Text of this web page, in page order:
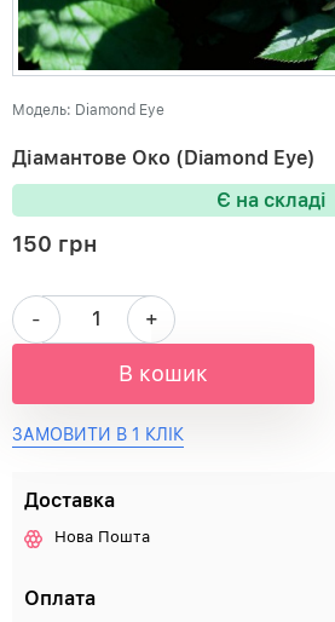
Модель: Diamond Eye
Діамантове Око (Diamond Eye)
Є на складі
150 грн
В кошик
ЗАМОВИТИ В 1 КЛІК
- +
Доставка
Нова Пошта
Оплата